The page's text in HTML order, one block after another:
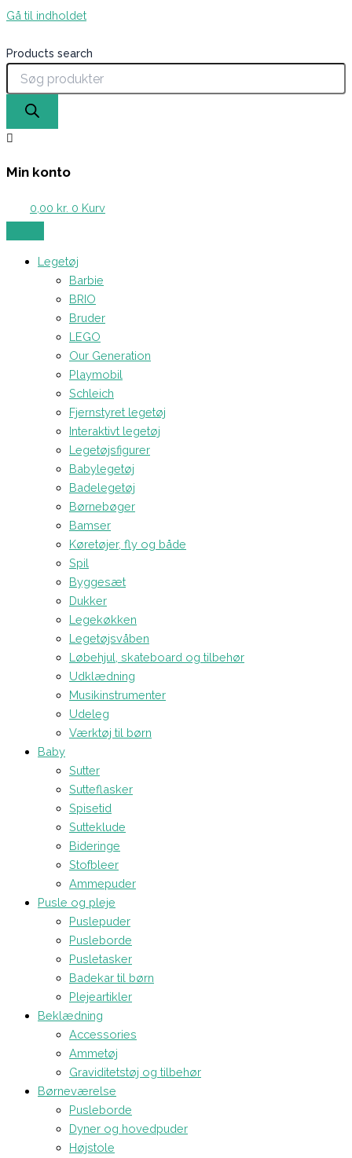
Gå til indholdet
Products search
Min konto
0,00 kr. 0 Kurv
Legetøj
Barbie
BRIO
Bruder
LEGO
Our Generation
Playmobil
Schleich
Fjernstyret legetøj
Interaktivt legetøj
Legetøjsfigurer
Babylegetøj
Badelegetøj
Børnebøger
Bamser
Køretøjer, fly og både
Spil
Byggesæt
Dukker
Legekøkken
Legetøjsvåben
Løbehjul, skateboard og tilbehør
Udklædning
Musikinstrumenter
Udeleg
Værktøj til børn
Baby
Sutter
Sutteflasker
Spisetid
Sutteklude
Bideringe
Stofbleer
Ammepuder
Pusle og pleje
Puslepuder
Pusleborde
Pusletasker
Badekar til børn
Plejeartikler
Beklædning
Accessories
Ammetøj
Graviditetstøj og tilbehør
Børneværelse
Pusleborde
Dyner og hovedpuder
Højstole